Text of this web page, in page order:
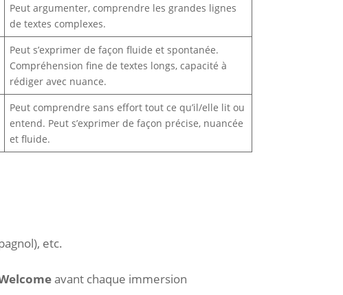
Peut argumenter, comprendre les grandes lignes
de textes complexes.
Peut s’exprimer de façon fluide et spontanée.
Compréhension fine de textes longs, capacité à
rédiger avec nuance.
Peut comprendre sans effort tout ce qu’il/elle lit ou
entend. Peut s’exprimer de façon précise, nuancée
et fluide.
etc.
avant chaque immersion